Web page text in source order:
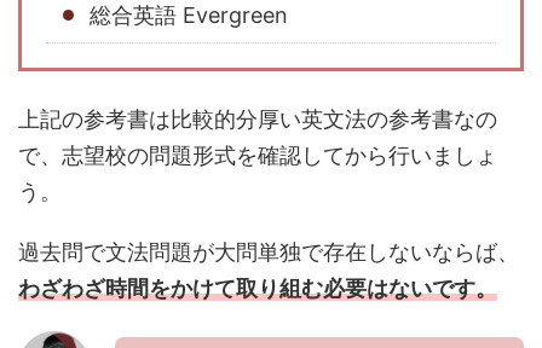
総合英語 Evergreen
上記の参考書は比較的分厚い英文法の参考書なの
で、志望校の問題形式を確認してから行いましょ
う。
過去問で文法問題が大問単独で存在しないならば、
わざわざ時間をかけて取り組む必要はないです。